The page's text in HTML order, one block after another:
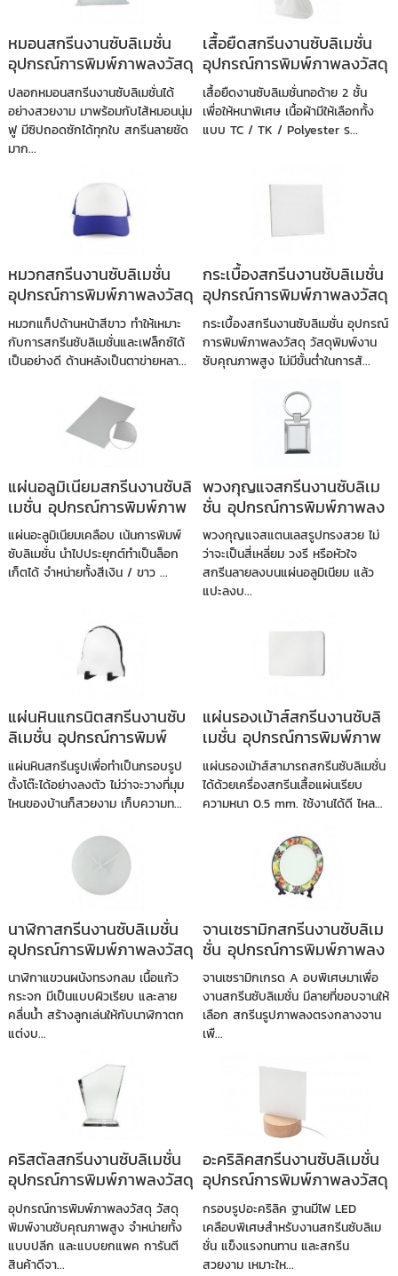
หมอนสกรีนงานซับลิเมชั่น
อุปกรณ์การพิมพ์ภาพลงวัสดุ
ปลอกหมอนสกรีนงานซับลิเมชั่นได้
อย่างสวยงาม มาพร้อมกับไส้หมอนนุ่ม
ฟู มีซิปถอดซักได้ทุกใบ สกรีนลายชัด
มาก...
เสื้อยืดสกรีนงานซับลิเมชั่น
อุปกรณ์การพิมพ์ภาพลงวัสดุ
เสื้อยืดงานซับลิเมชั่นทอด้าย 2 ชั้น
เพื่อให้หนาพิเศษ เนื้อผ้ามีให้เลือกทั้ง
แบบ TC / TK / Polyester ร...
หมวกสกรีนงานซับลิเมชั่น
อุปกรณ์การพิมพ์ภาพลงวัสดุ
หมวกแก็ปด้านหน้าสีขาว ทำให้เหมาะ
กับการสกรีนซับลิเมชั่นและเฟล็กซ์ได้
เป็นอย่างดี ด้านหลังเป็นตาข่ายหลา...
กระเบื้องสกรีนงานซับลิเมชั่น
อุปกรณ์การพิมพ์ภาพลงวัสดุ
กระเบื้องสกรีนงานซับลิเมชั่น อุปกรณ์
การพิมพ์ภาพลงวัสดุ วัสดุพิมพ์งาน
ซับคุณภาพสูง ไม่มีขั้นต่ำในการสั...
แผ่นอลูมิเนียมสกรีนงานซับลิ
เมชั่น อุปกรณ์การพิมพ์ภาพ
ลงวัสดุ
แผ่นอะลูมิเนียมเคลือบ เน้นการพิมพ์
ซับลิเมชั่น นำไปประยุกต์ทำเป็นล็อก
เก็ตได้ จำหน่ายทั้งสีเงิน / ขาว ...
พวงกุญแจสกรีนงานซับลิเม
ชั่น อุปกรณ์การพิมพ์ภาพลง
วัสดุ
พวงกุญแจสแตนเลสรูปทรงสวย ไม่
ว่าจะเป็นสี่เหลี่ยม วงรี หรือหัวใจ
สกรีนลายลงบนแผ่นอลูมิเนียม แล้ว
แปะลงบ...
แผ่นหินแกรนิตสกรีนงานซับ
ลิเมชั่น อุปกรณ์การพิมพ์
ภาพลงวัสดุ
แผ่นหินสกรีนรูปเพื่อทำเป็นกรอบรูป
ตั้งโต๊ะได้อย่างลงตัว ไม่ว่าจะวางที่มุม
ไหนของบ้านก็สวยงาม เก็บความท...
แผ่นรองเม้าส์สกรีนงานซับลิ
เมชั่น อุปกรณ์การพิมพ์ภาพ
ลงวัสดุ
แผ่นรองเม้าส์สามารถสกรีนซับลิเมชั่น
ได้ด้วยเครื่องสกรีนเสื้อแผ่นเรียบ
ความหนา 0.5 mm. ใช้งานได้ดี ไหล...
นาฬิกาสกรีนงานซับลิเมชั่น
อุปกรณ์การพิมพ์ภาพลงวัสดุ
นาฬิกาแขวนผนังทรงกลม เนื้อแก้ว
กระจก มีเป็นแบบผิวเรียบ และลาย
คลื่นน้ำ สร้างลูกเล่นให้กับนาฬิกาตก
แต่งบ...
จานเซรามิกสกรีนงานซับลิเม
ชั่น อุปกรณ์การพิมพ์ภาพลง
วัสดุ
จานเซรามิกเกรด A อบพิเศษมาเพื่อ
งานสกรีนซับลิเมชั่น มีลายที่ขอบจานให้
เลือก สกรีนรูปภาพลงตรงกลางจาน
เพื...
คริสตัลสกรีนงานซับลิเมชั่น
อุปกรณ์การพิมพ์ภาพลงวัสดุ
อุปกรณ์การพิมพ์ภาพลงวัสดุ วัสดุ
พิมพ์งานซับคุณภาพสูง จำหน่ายทั้ง
แบบปลีก และแบบยกแพค การันตี
สินค้าดีจา...
อะคริลิคสกรีนงานซับลิเมชั่น
อุปกรณ์การพิมพ์ภาพลงวัสดุ
กรอบรูปอะคริลิค ฐานมีไฟ LED
เคลือบพิเศษสำหรับงานสกรีนซับลิเม
ชั่น แข็งแรงทนทาน และสกรีน
สวยงาม เหมาะให...